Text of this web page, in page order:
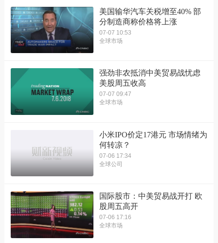
美国输华汽车关税增至40% 部
分制造商称价格将上涨
07-07 10:53
全球市场
强劲非农抵消中美贸易战忧虑
美股周五收高
07-07 09:47
全球市场
小米IPO价定17港元 市场情绪为
何转凉？
07-06 17:34
全球公司
国际股市：中美贸易战开打 欧
股周五高开
07-06 17:16
全球市场